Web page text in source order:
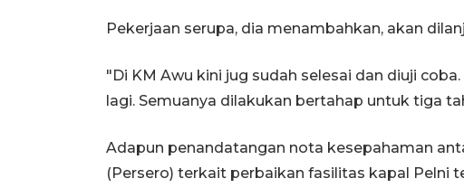
Pekerjaan serupa, dia menambahkan, akan
"Di KM Awu kini jug sudah selesai dan diuji
lagi. Semuanya dilakukan bertahap untuk tiga
Adapun penandatangan nota kesepahaman
(Persero) terkait perbaikan fasilitas kapal Pelni